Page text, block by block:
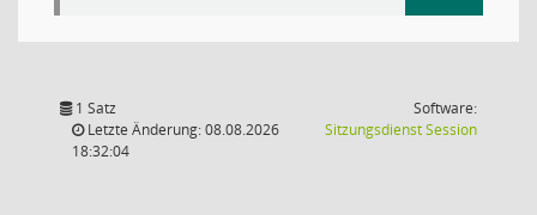
1 Satz
Letzte Änderung: 08.08.2026
18:32:04
Software:
SitzungsdienstSession(Wird in